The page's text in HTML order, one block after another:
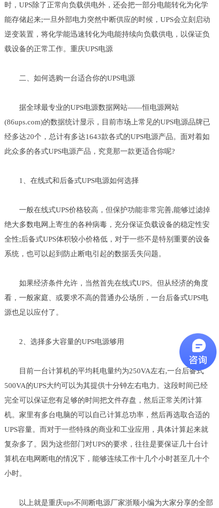
时，UPS除了正常向负载供电外，还会把一部分电能转化为化学
能存储起来;一旦外部电力突然中断供应的时候，UPS会立刻启动
逆变装置，将化学能迅速转化为电能持续向负载供电，以保证负
载设备的正常工作。重庆UPS电源
二、如何选购一台适合你的UPS电源
据全球最专业的UPS电源数据网站——恒电源网站
(86ups.com)的数据统计显示，目前市场上常见的UPS电源品牌已
经多达20个，总计有多达1643款各式的UPS电源产品。面对着如
此众多的各式UPS电源产品，究竟那一款更适合你呢?
1、在线式和后备式UPS电源如何选择
一般在线式UPS价格较高，但保护功能非常完善,能够过滤掉
绝大多数电网上寄生的各种病毒，充分保证负载设备的稳定性安
全性;后备式UPS体积较小价格低，对于一些不是特别重要的设备
系统，也可以起到防止断电引起的数据丢失问题。
如果经济条件允许，当然首先在线式UPS。但从经济的角度
看，一般家庭、或要求不高的普通办公场所，一台后备式UPS电
源也足以应付了。
2、选择多大容量的UPS电源够用
目前一台计算机的平均耗电量约为250VA左右,一台后备式
500VA的UPS大约可以为其提供十分钟左右电力。这段时间已经
完全可以保证您有足够的时间把文件存盘，然后正常关闭计算
机。家里有多台电脑的可以自己计算总功率，然后再选取合适的
UPS容量。而对于一些特殊的商业和工业应用，具体计算起来就
复杂多了。因为这些部门对UPS的要求，往往是要保证几十台计
算机在电网断电的情况下，能够连续工作十几个小时甚至几十个
小时。
以上就是重庆ups不间断电源厂家浙顺小编为大家分享的全部